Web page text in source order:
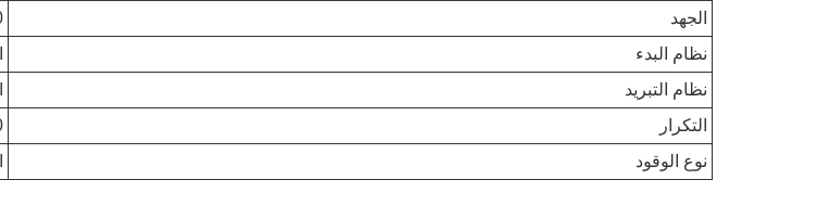
الجهد
نظام البدء
نظام التبريد
التكرار
نوع الوقود